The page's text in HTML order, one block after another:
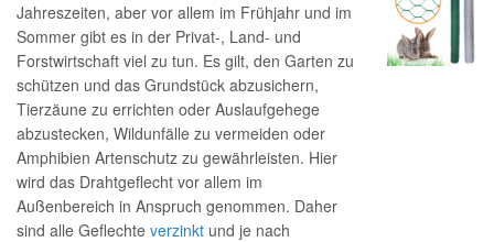
Jahreszeiten, aber vor allem im Frühjahr und im
Sommer gibt es in der Privat-, Land- und
Forstwirtschaft viel zu tun. Es gilt, den Garten zu
schützen und das Grundstück abzusichern,
Tierzäune zu errichten oder Auslaufgehege
abzustecken, Wildunfälle zu vermeiden oder
Amphibien Artenschutz zu gewährleisten. Hier
wird das Drahtgeflecht vor allem im
Außenbereich in Anspruch genommen. Daher
sind alle Geflechte verzinkt und je nach